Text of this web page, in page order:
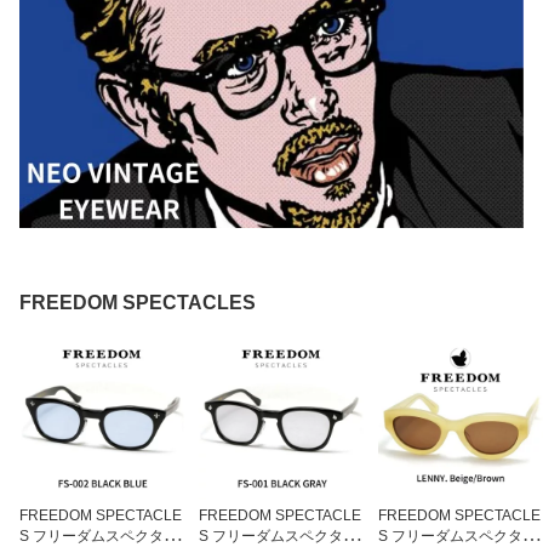
FREEDOM SPECTACLES
FREEDOM SPECTACLE
S フリーダムスペクタク
FREEDOM SPECTACLE
S フリーダムスペクタク
FREEDOM SPECTACLE
S フリーダムスペクタク